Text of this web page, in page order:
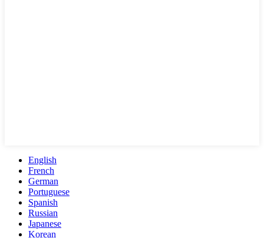
English
French
German
Portuguese
Spanish
Russian
Japanese
Korean